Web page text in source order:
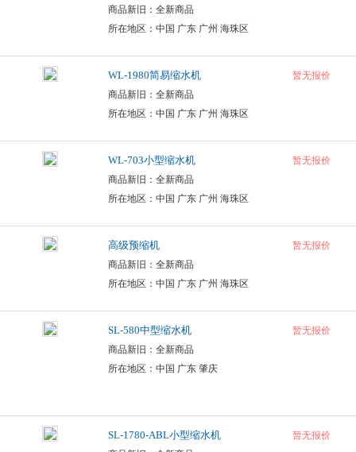
商品新旧：全新商品
所在地区：中国 广东 广州 海珠区
WL-1980简易缩水机
商品新旧：全新商品
所在地区：中国 广东 广州 海珠区
暂无报价
WL-703小型缩水机
商品新旧：全新商品
所在地区：中国 广东 广州 海珠区
暂无报价
高级预缩机
商品新旧：全新商品
所在地区：中国 广东 广州 海珠区
暂无报价
SL-580中型缩水机
商品新旧：全新商品
所在地区：中国 广东 肇庆
暂无报价
SL-1780-ABL小型缩水机 暂无报价